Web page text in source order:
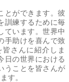
とができます。彼
訓練するために毎
ています。世界中
手助けを喜んで致
さんに紹介しま
日の世界における
うことを皆さんが
す。